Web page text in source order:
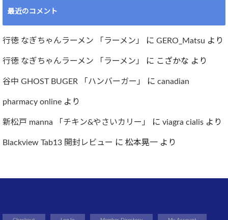
最近のコメント
行徳 なぎちゃんラーメン 「ラーメン」 に GERO_Matsu より
行徳 なぎちゃんラーメン 「ラーメン」 に こざかな より
谷中 GHOST BUGER 「ハンバーガー」 に canadian
pharmacy online より
新松戸 manna 「チキン&やさいカリー」 に viagra cialis より
Blackview Tab13 開封レビュー に 松本晃一 より